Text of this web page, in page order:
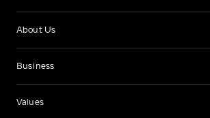
About Us
Business
Values